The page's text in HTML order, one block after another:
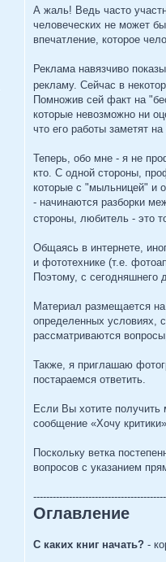
А жаль! Ведь часто
человеческих не может
впечатление, которое
Реклама навязчиво
рекламу. Сейчас в
Помножив сей факт на
которые невозможно ни
что его работы заметят
Теперь, обо мне - я не
кто. С одной стороны,
которые с "мыльницей" и
- начинаются разборки
стороны, любитель - это
Общаясь в интернете,
и фототехнике (т.е.
Поэтому, с
Материал размещается на
определенных условиях,
рассматриваются
Также, я приглашаю
постараемся ответить.
Если Вы хотите получить
сообщение «Хочу
Поскольку ветка
вопросов с указанием
Оглавление
С каких книг начать? -